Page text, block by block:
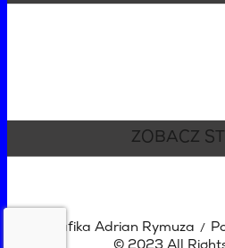
ZOBACZ
Grafika Adrian Rymuza /